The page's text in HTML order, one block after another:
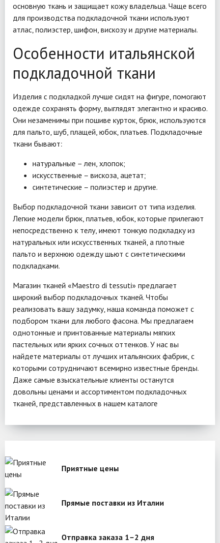
основную ткань и защищает кожу владельца. Чаще всего
для производства подкладочной ткани используют
атлас, полиэстер, шифон, вискозу и другие материалы.
Особенности итальянской
подкладочной ткани
Изделия с подкладкой лучше сидят на фигуре, помогают
одежде сохранять форму, выглядят элегантно и красиво.
Они незаменимы при пошиве курток, брюк, используются
для пальто, шуб, плащей, юбок, платьев. Подкладочные
ткани бывают:
натуральные – лен, хлопок;
искусственные – вискоза, ацетат;
синтетические – полиэстер и другие.
Выбор подкладочной ткани зависит от типа изделия.
Легкие модели брюк, платьев, юбок, которые прилегают
непосредственно к телу, имеют тонкую подкладку из
натуральных или искусственных тканей, а плотные
пальто и верхнюю одежду шьют с синтетическими
подкладками.
Магазин тканей «Maestro di tessuti» предлагает
широкий выбор подкладочных тканей. Чтобы
реализовать вашу задумку, наша команда поможет с
подбором ткани для любого фасона. Мы предлагаем
однотонные и принтованные материалы мягких
пастельных или ярких сочных оттенков. У нас вы
найдете материалы от лучших итальянских фабрик, с
которыми сотрудничают всемирно известные бренды.
Даже самые взыскательные клиенты останутся
довольны ценами и ассортиментом подкладочных
тканей, представленных в нашем каталоге
Приятные цены
Прямые поставки из Италии
Отправка заказа 1–2 дня